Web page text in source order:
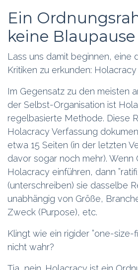
Ein
keine Blaupause
Lass uns damit beginnen, eine
Kritiken zu erkunden: Holacracy
Im Gegensatz zu den meisten
der Selbst-Organisation ist
regelbasierte Methode. Diese
Holacracy Verfassung
etwa 15 Seiten (in der letzten
davor sogar noch mehr). Wenn
Holacracy einführen, dann
(unterschreiben) sie dasselbe
unabhängig von Größe,
Zweck (Purpose), etc.
Klingt wie ein rigider ”one-size-
nicht wahr?